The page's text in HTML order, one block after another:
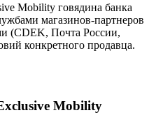
Mobility говядина банка
магазинов-партнеров
(CDEK, Почта России,
конкретного продавца.
Mobility